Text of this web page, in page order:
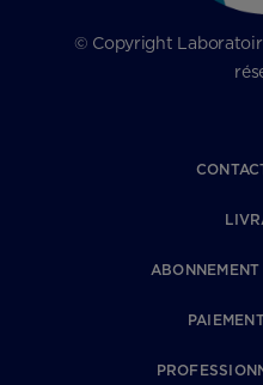
© Copyright